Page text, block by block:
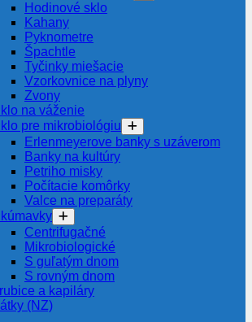
Hodinové sklo
Kahany
Pyknometre
Špachtle
Tyčinky miešacie
Vzorkovnice na plyny
Zvony
na váženie
pre mikrobiológiu
Erlenmeyerove banky s uzáverom
Banky na kultúry
Petriho misky
Počítacie komôrky
Valce na preparáty
Centrifugačné
Mikrobiologické
S guľatým dnom
S rovným dnom
a kapiláry
(NZ)